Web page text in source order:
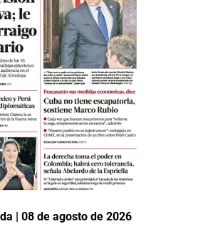
| 08 de agosto de 2026